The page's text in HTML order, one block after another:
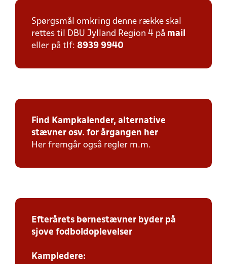
Spørgsmål omkring denne række skal
rettes til DBU Jylland Region 4 på mail
eller på tlf: 8939 9940
Find Kampkalender, alternative
stævner osv. for årgangen her
Her fremgår også regler m.m.
Efterårets børnestævner byder på
sjove fodboldoplevelser
Kampledere: